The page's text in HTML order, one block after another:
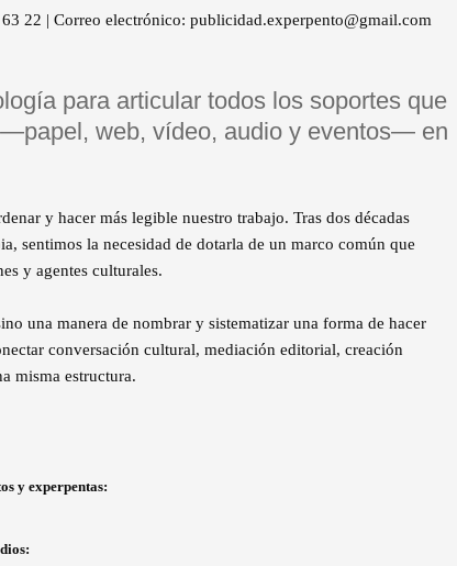
22 | Correo electrónico: publicidad.experpento@gmail.com
para articular todos los soportes que
web, vídeo, audio y eventos— en
y hacer más legible nuestro trabajo. Tras dos décadas
sentimos la necesidad de dotarla de un marco común que
y agentes culturales.
una manera de nombrar y sistematizar una forma de hacer
conversación cultural, mediación editorial, creación
misma estructura.
y experpentas: